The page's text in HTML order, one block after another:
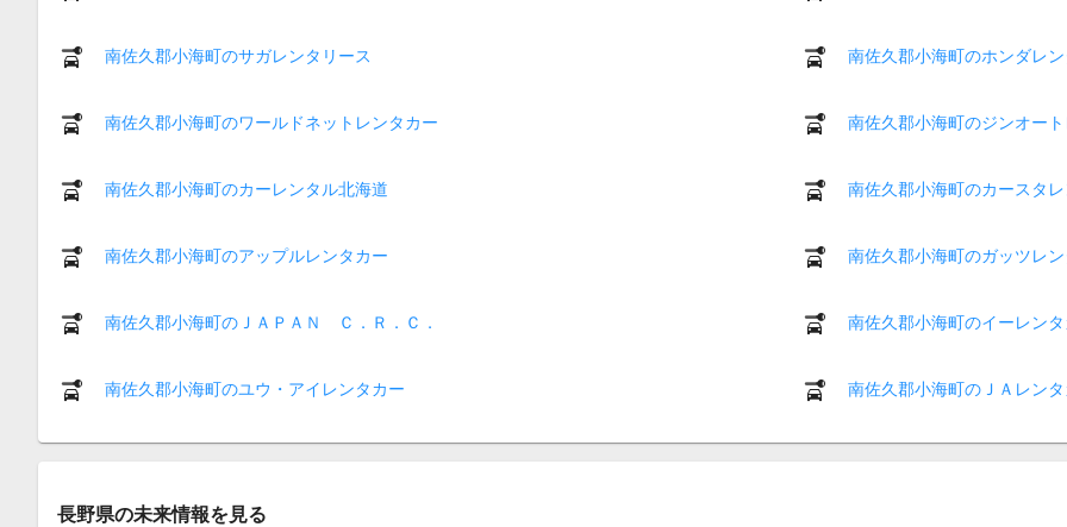
南佐久郡小海町のサガレンタリース 南佐久郡小海町のホンダレ
南佐久郡小海町のワールドネットレンタカー 南佐久郡小海町のジンオー
南佐久郡小海町のカーレンタル北海道 南佐久郡小海町のカースタ
南佐久郡小海町のアップルレンタカー 南佐久郡小海町のガッツレ
南佐久郡小海町のＪＡＰＡＮ Ｃ．Ｒ．Ｃ． 南佐久郡小海町のイーレン
南佐久郡小海町のユウ・アイレンタカー 南佐久郡小海町のＪＡレン
長野県の未来情報を見る